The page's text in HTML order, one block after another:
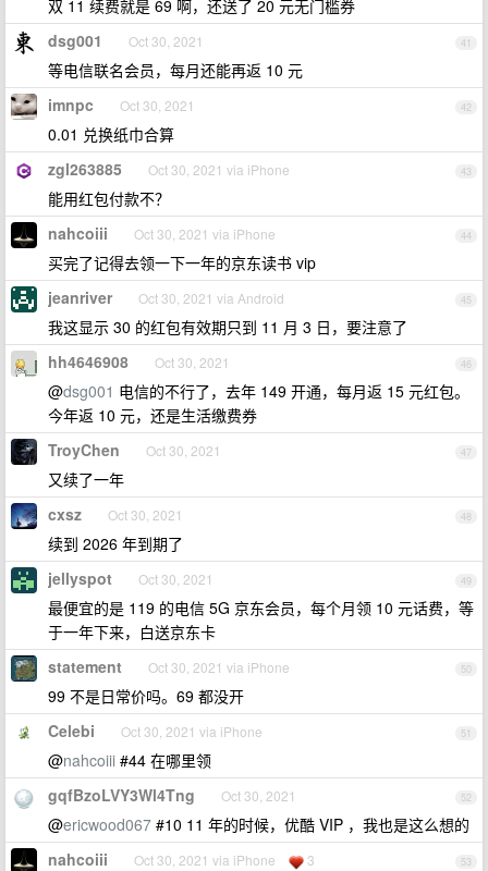
双 11 续费就是 69 啊，还送了 20 元无门槛券
41
dsg001 Oct 30, 2021
等电信联名会员，每月还能再返 10 元
42
imnpc Oct 30, 2021
0.01 兑换纸巾合算
43
zgl263885 Oct 30, 2021 via iPhone
能用红包付款不？
44
nahcoiii Oct 30, 2021 via iPhone
买完了记得去领一下一年的京东读书 vip
45
jeanriver Oct 30, 2021 via Android
我这显示 30 的红包有效期只到 11 月 3 日，要注意了
46
hh4646908 Oct 30, 2021
@dsg001 电信的不行了，去年 149 开通，每月返 15 元红包。
今年返 10 元，还是生活缴费券
47
TroyChen Oct 30, 2021
又续了一年
48
cxsz Oct 30, 2021
续到 2026 年到期了
49
jellyspot Oct 30, 2021
最便宜的是 119 的电信 5G 京东会员，每个月领 10 元话费，等
于一年下来，白送京东卡
50
statement Oct 30, 2021 via iPhone
99 不是日常价吗。69 都没开
51
Celebi Oct 30, 2021 via iPhone
@nahcoiii #44 在哪里领
52
gqfBzoLVY3Wl4Tng Oct 30, 2021
@ericwood067 #10 11 年的时候，优酷 VIP ，我也是这么想的
53
nahcoiii Oct 30, 2021 via iPhone 3